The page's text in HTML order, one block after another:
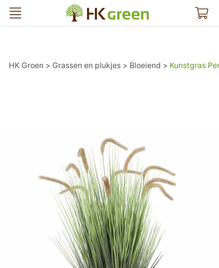
HK Groen
HK Groen Grassen en plukjes Bloeiend Kunstgras